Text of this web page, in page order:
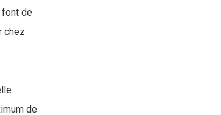
font de
chez
de